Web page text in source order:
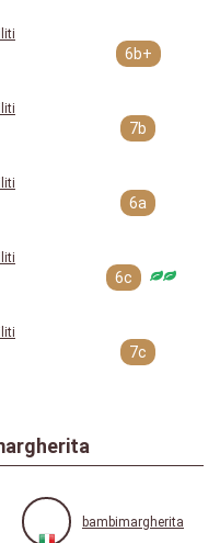
6b+
7b
6a
6c
7c
bambimargherita